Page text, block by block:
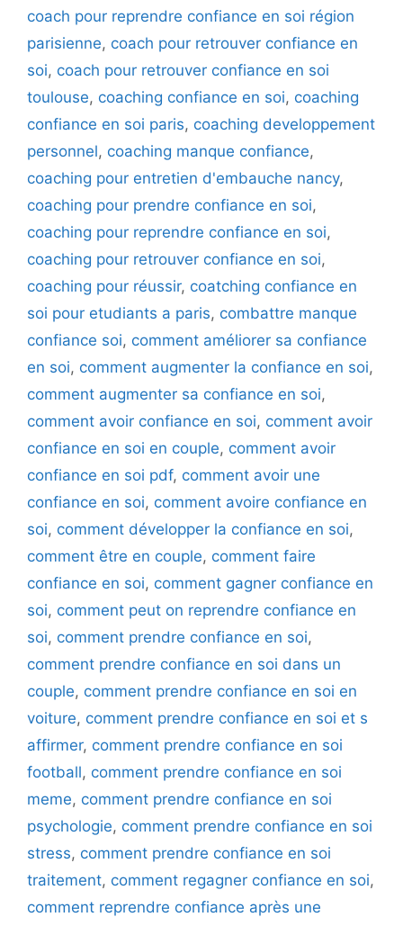
coach pour reprendre confiance en soi région
parisienne, coach pour retrouver confiance en
soi, coach pour retrouver confiance en soi
toulouse, coaching confiance en soi, coaching
confiance en soi paris, coaching developpement
personnel, coaching manque confiance,
coaching pour entretien d'embauche nancy,
coaching pour prendre confiance en soi,
coaching pour reprendre confiance en soi,
coaching pour retrouver confiance en soi,
coaching pour réussir, coatching confiance en
soi pour etudiants a paris, combattre manque
confiance soi, comment améliorer sa confiance
en soi, comment augmenter la confiance en soi,
comment augmenter sa confiance en soi,
comment avoir confiance en soi, comment avoir
confiance en soi en couple, comment avoir
confiance en soi pdf, comment avoir une
confiance en soi, comment avoire confiance en
soi, comment développer la confiance en soi,
comment être en couple, comment faire
confiance en soi, comment gagner confiance en
soi, comment peut on reprendre confiance en
soi, comment prendre confiance en soi,
comment prendre confiance en soi dans un
couple, comment prendre confiance en soi en
voiture, comment prendre confiance en soi et s
affirmer, comment prendre confiance en soi
football, comment prendre confiance en soi
meme, comment prendre confiance en soi
psychologie, comment prendre confiance en soi
stress, comment prendre confiance en soi
traitement, comment regagner confiance en soi,
comment reprendre confiance après une